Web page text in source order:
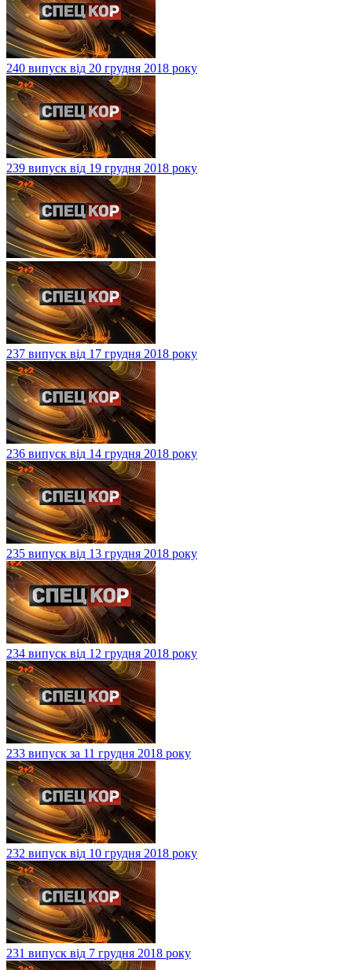
240 випуск від 20 грудня 2018 року
239 випуск від 19 грудня 2018 року
237 випуск від 17 грудня 2018 року
236 випуск від 14 грудня 2018 року
235 випуск від 13 грудня 2018 року
234 випуск від 12 грудня 2018 року
233 випуск за 11 грудня 2018 року
232 випуск від 10 грудня 2018 року
231 випуск від 7 грудня 2018 року